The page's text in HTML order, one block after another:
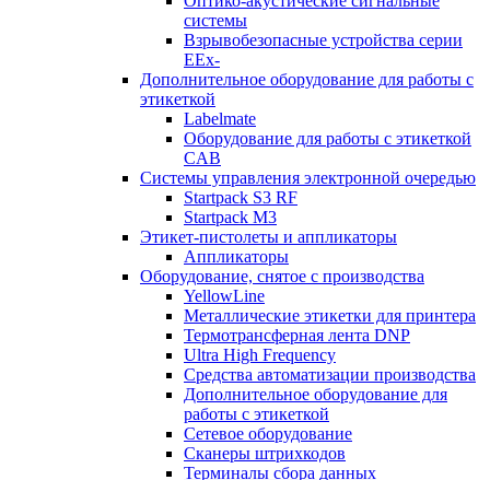
системы
Взрывобезопасные устройства серии
EEx-
Дополнительное оборудование для работы с
этикеткой
Labelmate
Оборудование для работы с этикеткой
CAB
Системы управления электронной очередью
Startpack S3 RF
Startpack M3
Этикет-пистолеты и аппликаторы
Аппликаторы
Оборудование, снятое с производства
YellowLine
Металлические этикетки для принтера
Термотрансферная лента DNP
Ultra High Frequency
Средства автоматизации производства
Дополнительное оборудование для
работы с этикеткой
Сетевое оборудование
Сканеры штрихкодов
Терминалы сбора данных